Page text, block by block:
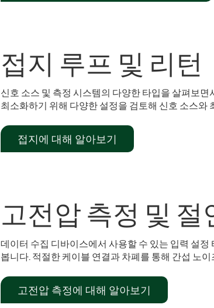
접지 루프 및 리턴
신호 소스 및 측정 시스템의 다양한 타입을 살펴보
최소화하기 위해 다양한 설정을 검토해 신호 소스와
접지에 대해 알아보기
고전압 측정 및 절
데이터 수집 디바이스에서 사용할 수 있는 입력 설
봅니다. 적절한 케이블 연결과 차폐를 통해 간섭 노
고전압 측정에 대해 알아보기